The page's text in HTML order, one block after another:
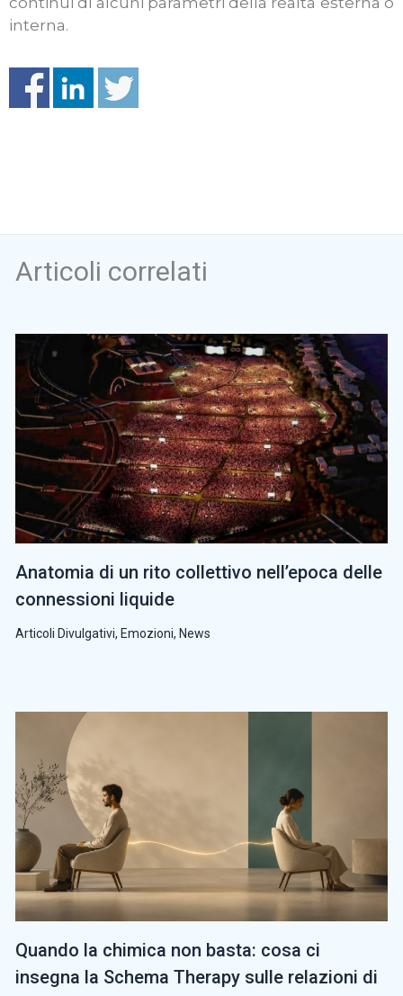
interna.
Articoli correlati
Anatomia di un rito collettivo nell’epoca delle
connessioni liquide
Articoli Divulgativi, Emozioni, News
Quando la chimica non basta: cosa ci
insegna la Schema Therapy sulle relazioni di